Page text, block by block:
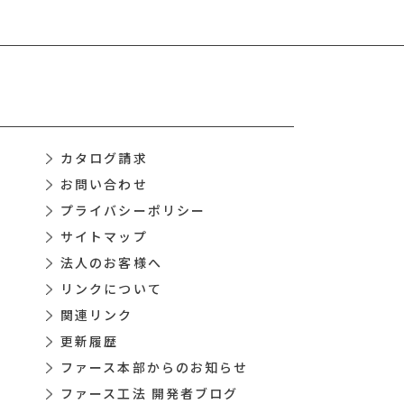
カタログ請求
お問い合わせ
プライバシーポリシー
サイトマップ
法人のお客様へ
リンクについて
関連リンク
更新履歴
ファース本部からのお知らせ
ファース工法 開発者ブログ